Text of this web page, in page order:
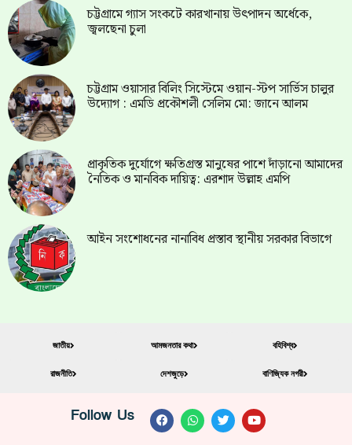
চট্টগ্রামে গ্যাস সংকটে কারখানায় উৎপাদন অর্ধেকে,
জ্বলছেনা চুলা
চট্টগ্রাম ওয়াসার বিলিং সিস্টেমে ওয়ান-স্টপ সার্ভিস চালুর
উদ্যোগ : এমডি প্রকৌশলী সেলিম মো: জানে আলম
প্রাকৃতিক দুর্যোগে ক্ষতিগ্রস্ত মানুষের পাশে দাঁড়ানো আমাদের
নৈতিক ও মানবিক দায়িত্ব: এরশাদ উল্লাহ এমপি
আইন সংশোধনের নানাবিধ প্রস্তাব স্থানীয় সরকার বিভাগে
জাতীয়
রাজনীতি
আমজনতার কথা
দেশজুড়ে
বহিবিশ্ব
বাণিজ্যিক নগরী
Follow Us